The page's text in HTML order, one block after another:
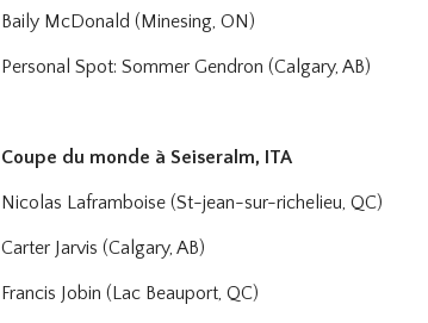
Baily McDonald (Minesing, ON)
Personal Spot: Sommer Gendron (Calgary, AB)
Coupe du monde à Seiseralm, ITA
Nicolas Laframboise (St-jean-sur-richelieu, QC)
Carter Jarvis (Calgary, AB)
Francis Jobin (Lac Beauport, QC)